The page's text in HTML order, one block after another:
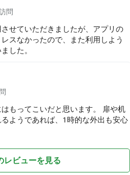
問
せていただきましたが、アプリの
スなかったので、また利用しよう
した。
もってこいだと思います。 扉や机
ようであれば、1時的な外出も安心
レビューを見る